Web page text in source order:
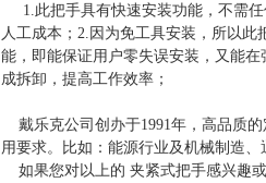
1.此把手具有快速安装功能，不需
人工成本；2.因为免工具安装，所以
能，即能保证用户零失误安装，又能
成拆卸，提高工作效率；
戴乐克公司创办于1991年，高品质
用要求。比如：能源行业及机械制造
如果您对以上的 夹紧式把手感兴趣